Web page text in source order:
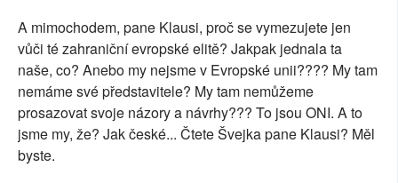
A mimochodem, pane Klausi, proč se vymezujete jen
vůči té zahraniční evropské elitě? Jakpak jednala ta
naše, co? Anebo my nejsme v Evropské unii???? My tam
nemáme své představitele? My tam nemůžeme
prosazovat svoje názory a návrhy??? To jsou ONI. A to
jsme my, že? Jak české... Čtete Švejka pane Klausi? Měl
byste.